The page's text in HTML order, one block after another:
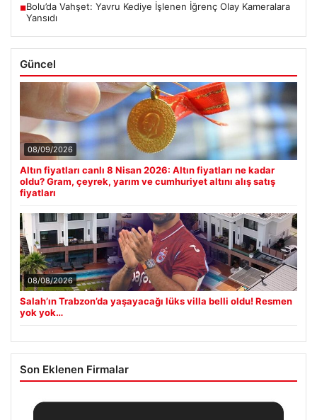
■Bolu’da Vahşet: Yavru Kediye İşlenen İğrenç Olay Kameralara
Yansıdı
Güncel
08/09/2026
Altın fiyatları canlı 8 Nisan 2026: Altın fiyatları ne kadar
oldu? Gram, çeyrek, yarım ve cumhuriyet altını alış satış
fiyatları
08/08/2026
Salah’ın Trabzon’da yaşayacağı lüks villa belli oldu! Resmen
yok yok…
Son Eklenen Firmalar